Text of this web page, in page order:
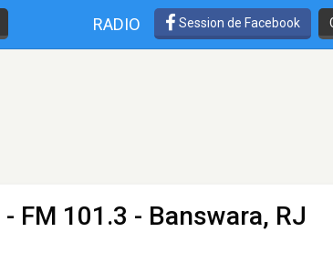
RADIO Session de Facebook
- FM 101.3 - Banswara, RJ